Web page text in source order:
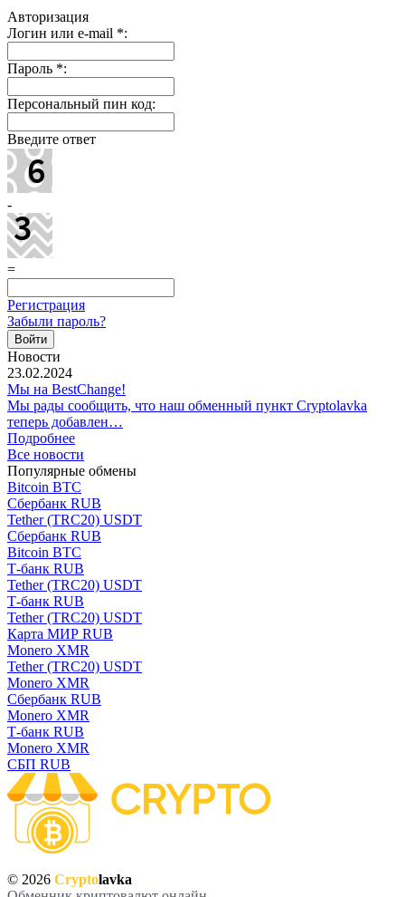
Авторизация
Логин или e-mail *:
Пароль *:
Персональный пин код:
Введите ответ
-
=
Регистрация
Забыли пароль?
Новости
23.02.2024
Мы на BestChange!
Мы рады сообщить, что наш обменный пункт Cryptolavka
теперь добавлен…
Подробнее
Все новости
Популярные обмены
Bitcoin BTC
Сбербанк RUB
Tether (TRC20) USDT
Сбербанк RUB
Bitcoin BTC
Т-банк RUB
Tether (TRC20) USDT
Т-банк RUB
Tether (TRC20) USDT
Карта МИР RUB
Monero XMR
Tether (TRC20) USDT
Monero XMR
Сбербанк RUB
Monero XMR
Т-банк RUB
Monero XMR
СБП RUB
© 2026 Cryptolavka